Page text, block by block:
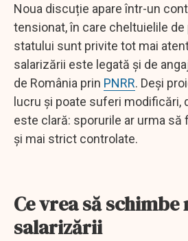
Noua discuție apare într-un
tensionat, în care cheltuielile de
statului sunt privite tot mai
salarizării este legată și de
de România prin PNRR. Deși
lucru și poate suferi modificări,
este clară: sporurile ar urma să
și mai strict controlate.
Ce vrea să schimbe
salarizării